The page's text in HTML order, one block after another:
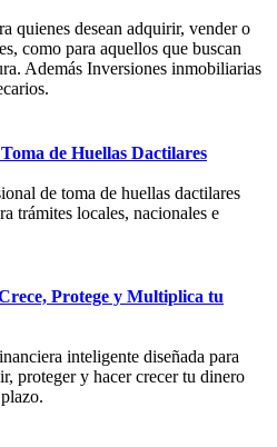
quienes desean adquirir, vender o
como para aquellos que buscan
Además Inversiones inmobiliarias
de Huellas Dactilares
de toma de huellas dactilares
trámites locales, nacionales e
Protege y Multiplica tu
inteligente diseñada para
proteger y hacer crecer tu dinero